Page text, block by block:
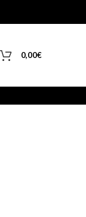
0,00€